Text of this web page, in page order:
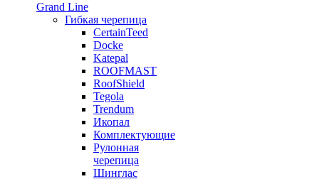
Grand Line
Гибкая черепица
CertainTeed
Docke
Katepal
ROOFMAST
RoofShield
Tegola
Trendum
Икопал
Комплектующие
Рулонная
черепица
Шинглас